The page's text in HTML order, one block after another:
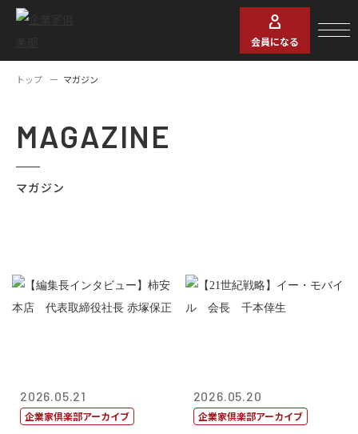
会員になる
トップ マガジン
MAGAZINE
マガジン
2026.05.21
企業家倶楽部アーカイブ
2026.05.20
企業家倶楽部アーカイブ